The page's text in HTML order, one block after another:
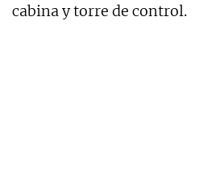
cabina y torre de control.